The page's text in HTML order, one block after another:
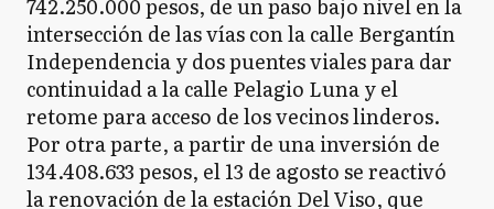
742.250.000 pesos, de un paso bajo nivel en la
intersección de las vías con la calle Bergantín
Independencia y dos puentes viales para dar
continuidad a la calle Pelagio Luna y el
retome para acceso de los vecinos linderos.
Por otra parte, a partir de una inversión de
134.408.633 pesos, el 13 de agosto se reactivó
la renovación de la estación Del Viso, que